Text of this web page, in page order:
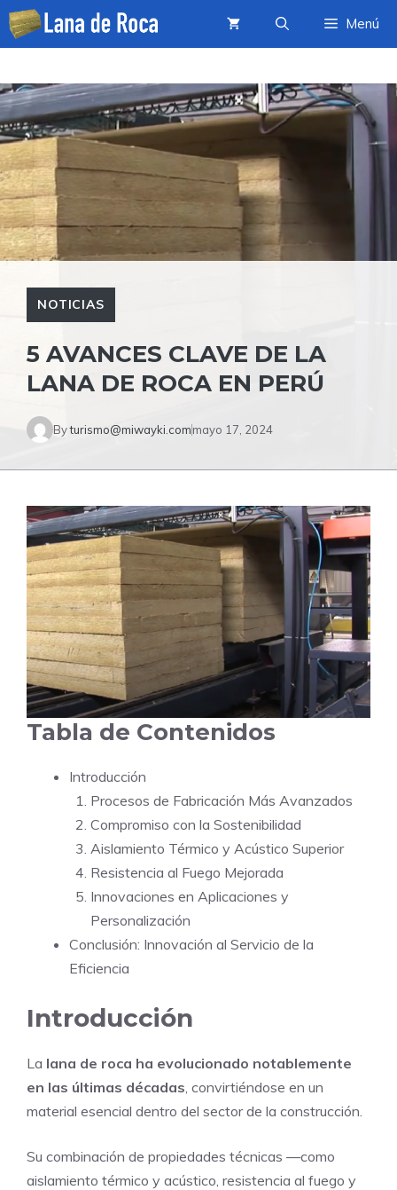
Saltar
Menú
NOTICIAS
5 AVANCES CLAVE DE LA
LANA DE ROCA EN PERÚ
Byturismo@miwayki.commayo 17, 2024
Tabla de Contenidos
Introducción
Procesos de Fabricación Más Avanzados
Compromiso con la Sostenibilidad
Aislamiento Térmico y Acústico Superior
Resistencia al Fuego Mejorada
Innovaciones en Aplicaciones y
Personalización
Conclusión: Innovación al Servicio de la
Eficiencia
Introducción
La lana de roca ha evolucionado notablemente
en las últimas décadas , convirtiéndose en un
material esencial dentro del sector de la construcción.
Su combinación de propiedades técnicas —como
aislamiento térmico y acústico, resistencia al fuego y